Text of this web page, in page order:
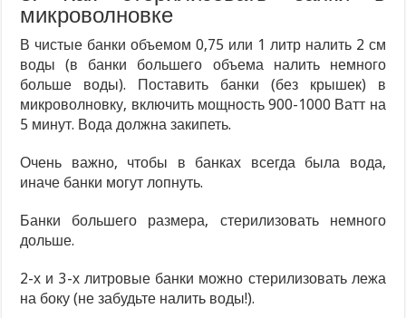
микроволновке
В чистые банки объемом 0,75 или 1 литр налить 2 см
воды (в банки большего объема налить немного
больше воды). Поставить банки (без крышек) в
микроволновку, включить мощность 900-1000 Ватт на
5 минут. Вода должна закипеть.
Очень важно, чтобы в банках всегда была вода,
иначе банки могут лопнуть.
Банки большего размера, стерилизовать немного
дольше.
2-х и 3-х литровые банки можно стерилизовать лежа
на боку (не забудьте налить воды!).